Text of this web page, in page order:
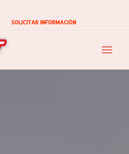
SOLICITAR INFORMACIÓN